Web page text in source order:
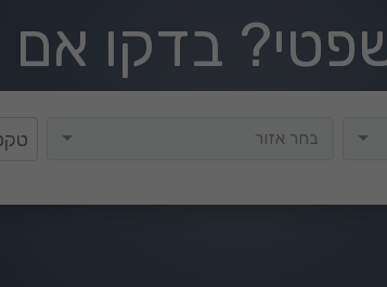
בדקו
בחר אזור